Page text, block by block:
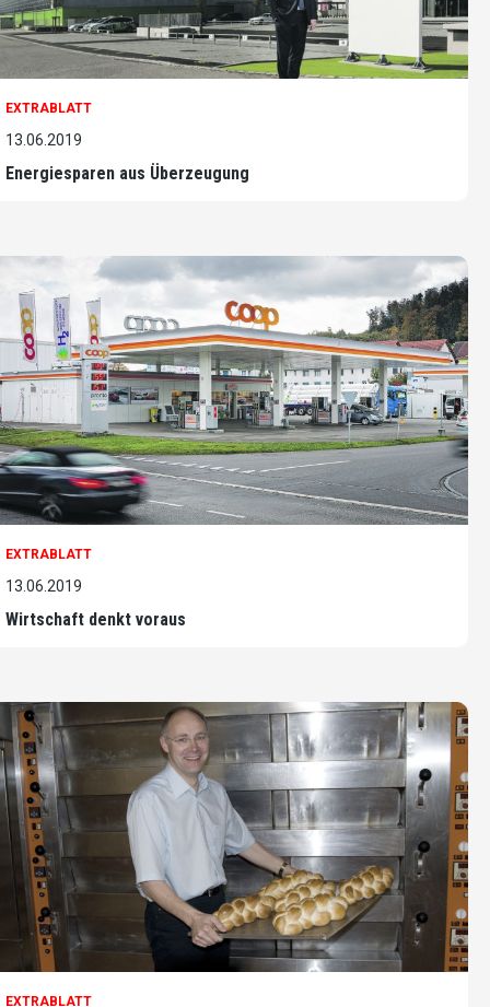
EXTRABLATT
13.06.2019
Energiesparen aus Überzeugung
EXTRABLATT
13.06.2019
Wirtschaft denkt voraus
EXTRABLATT